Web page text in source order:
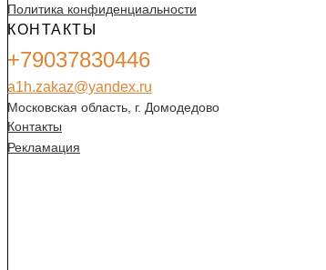
Политика конфиденциальности
КОНТАКТЫ
+79037830446
a1h.zakaz@yandex.ru
Московская область, г. Домодедово
Контакты
Рекламация